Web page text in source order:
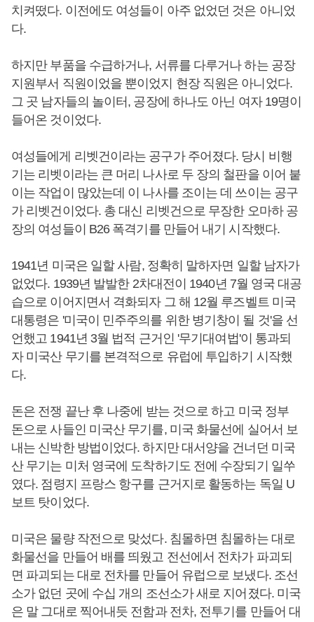
치켜떴다. 이전에도 여성들이 아주 없었던 것은 아니었
다.
하지만 부품을 수급하거나, 서류를 다루거나 하는 공장
지원부서 직원이었을 뿐이었지 현장 직원은 아니었다.
그 곳 남자들의 놀이터, 공장에 하나도 아닌 여자 19명이
들어온 것이었다.
여성들에게 리벳건이라는 공구가 주어졌다. 당시 비행
기는 리벳이라는 큰 머리 나사로 두 장의 철판을 이어 붙
이는 작업이 많았는데 이 나사를 조이는 데 쓰이는 공구
가 리벳건이었다. 총 대신 리벳건으로 무장한 오마하 공
장의 여성들이 B26 폭격기를 만들어 내기 시작했다.
1941년 미국은 일할 사람, 정확히 말하자면 일할 남자가
없었다. 1939년 발발한 2차대전이 1940년 7월 영국 대공
습으로 이어지면서 격화되자 그 해 12월 루즈벨트 미국
대통령은 '미국이 민주주의를 위한 병기창이 될 것'을 선
언했고 1941년 3월 법적 근거인 '무기대여법'이 통과되
자 미국산 무기를 본격적으로 유럽에 투입하기 시작했
다.
돈은 전쟁 끝난 후 나중에 받는 것으로 하고 미국 정부
돈으로 사들인 미국산 무기를, 미국 화물선에 실어서 보
내는 신박한 방법이었다. 하지만 대서양을 건너던 미국
산 무기는 미처 영국에 도착하기도 전에 수장되기 일쑤
였다. 점령지 프랑스 항구를 근거지로 활동하는 독일 U
보트 탓이었다.
미국은 물량 작전으로 맞섰다. 침몰하면 침몰하는 대로
화물선을 만들어 배를 띄웠고 전선에서 전차가 파괴되
면 파괴되는 대로 전차를 만들어 유럽으로 보냈다. 조선
소가 없던 곳에 수십 개의 조선소가 새로 지어졌다. 미국
은 말 그대로 찍어내듯 전함과 전차, 전투기를 만들어 대